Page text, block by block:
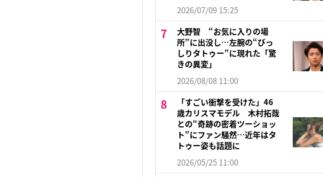
2026/07/09 15:25
大野智 “お気に入りの場
所”に出没し…左腕の“びっ
しりタトゥー”に現れた「驚
きの異変」
2026/08/08 11:00
「すごい衝撃を受けた」46
歳カリスマモデル 木村拓哉
との“奇跡の密着ツーショッ
ト”にファン騒然…近年はタ
トゥー姿も話題に
2026/05/25 11:00